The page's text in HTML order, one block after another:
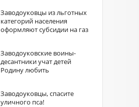
Заводоуковцы из льготных
категорий населения
оформляют субсидии на газ
Заводоуковские воины-
десантники учат детей
Родину любить
Заводоуковцы, спасите
уличного пса!